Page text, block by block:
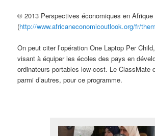
© 2013 Perspectives économiques en Afrique
(http://www.africaneconomicoutlook.org/fr/
On peut citer l’opération One Laptop Per
visant à équiper les écoles des pays en
ordinateurs portables low-cost. Le ClassMate
parmi d’autres, pour ce programme.